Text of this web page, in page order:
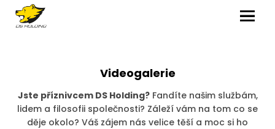
MENU
Videogalerie
Jste příznivcem DS Holding?Fandíte našim službám,
lidem a filosofii společnosti? Záleží vám na tom co se
děje okolo? Váš zájem nás velice těší a moc si ho